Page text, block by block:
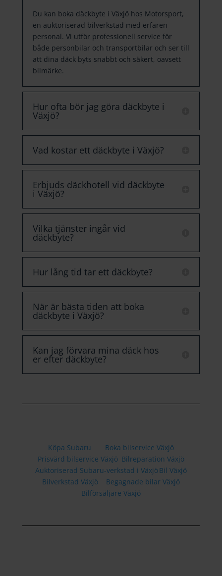
Du kan boka däckbyte i Växjö hos Motorsport,
en auktoriserad bilverkstad med erfaren
personal. Vi utför professionell service för
både personbilar och transportbilar och ser till
att dina däck byts snabbt och säkert, oavsett
bilmärke.
Hur ofta bör jag göra däckbyte i
Växjö?
Vad kostar ett däckbyte i Växjö?
Erbjuds däckhotell vid däckbyte
i Växjö?
Vilka tjänster ingår vid
däckbyte?
Hur lång tid tar ett däckbyte?
När är bästa tiden att boka
däckbyte i Växjö?
Kan jag förvara mina däck hos
er efter däckbyte?
Köpa Subaru
Boka bilservice Växjö
Prisvärd bilservice Växjö Bilreparation Växjö
Auktoriserad Subaru-verkstad i VäxjöBil Växjö
Bilverkstad Växjö
Begagnade bilar Växjö
Bilförsäljare Växjö